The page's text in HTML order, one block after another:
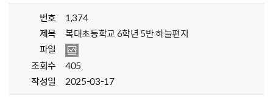
번호
1,374
제목
복대초등학교 6학년 5반 하늘편지
파일
조회수
405
작성일
2025-03-17